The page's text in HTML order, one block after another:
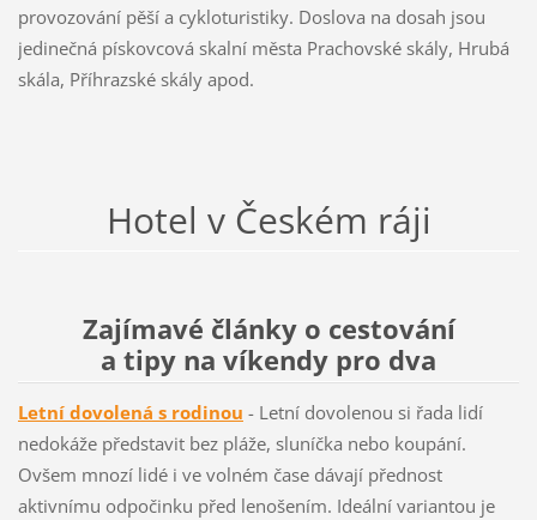
provozování pěší a cykloturistiky. Doslova na dosah jsou
jedinečná pískovcová skalní města Prachovské skály, Hrubá
skála, Příhrazské skály apod.
Hotel v Českém ráji
Zajímavé články o cestování
a tipy na víkendy pro dva
Letní dovolená s rodinou - Letní dovolenou si řada lidí
nedokáže představit bez pláže, sluníčka nebo koupání.
Ovšem mnozí lidé i ve volném čase dávají přednost
aktivnímu odpočinku před lenošením. Ideální variantou je